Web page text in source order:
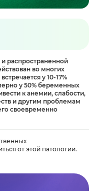
распространенной
во многих
у 10-17%
у 50% беременных
к анемии, слабости,
и другим проблемам
своевременно
от этой патологии.